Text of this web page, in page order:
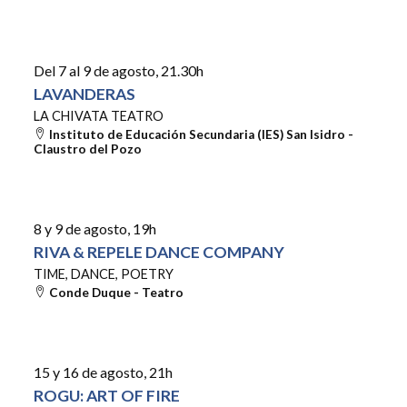
Del 7 al 9 de agosto, 21.30h
LAVANDERAS
LA CHIVATA TEATRO
Instituto de Educación Secundaria (IES) San Isidro -
Claustro del Pozo
8 y 9 de agosto, 19h
RIVA & REPELE DANCE COMPANY
TIME, DANCE, POETRY
Conde Duque - Teatro
15 y 16 de agosto, 21h
ROGU: ART OF FIRE